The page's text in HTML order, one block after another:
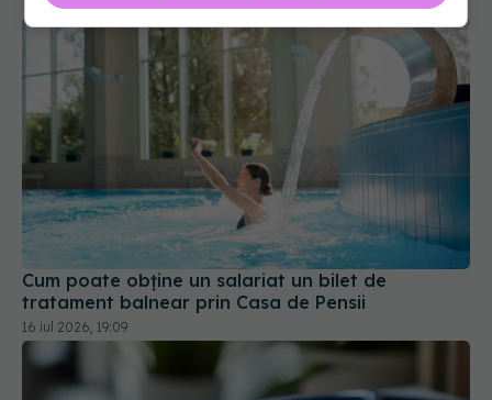
Cum poate obține un salariat un bilet de
tratament balnear prin Casa de Pensii
16 iul 2026, 19:09